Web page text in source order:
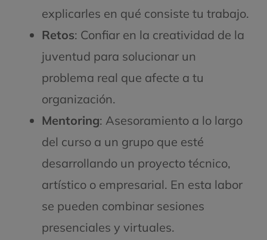
explicarles en qué consiste tu trabajo.
Retos: Confiar en la creatividad de la
juventud para solucionar un
problema real que afecte a tu
organización.
Mentoring: Asesoramiento a lo largo
del curso a un grupo que esté
desarrollando un proyecto técnico,
artístico o empresarial. En esta labor
se pueden combinar sesiones
presenciales y virtuales.